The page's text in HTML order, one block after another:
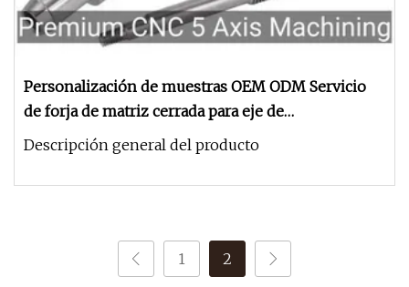
Personalización de muestras OEM ODM Servicio
de forja de matriz cerrada para eje de
camión/coche/articulación de automóvil/tren/pieza
Descripción general del producto
1 2